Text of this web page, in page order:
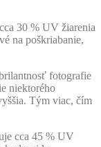
30 % UV žiarenia
na poškriabanie,
fotografie
niektorého
Tým viac, čím
cca 45 % UV